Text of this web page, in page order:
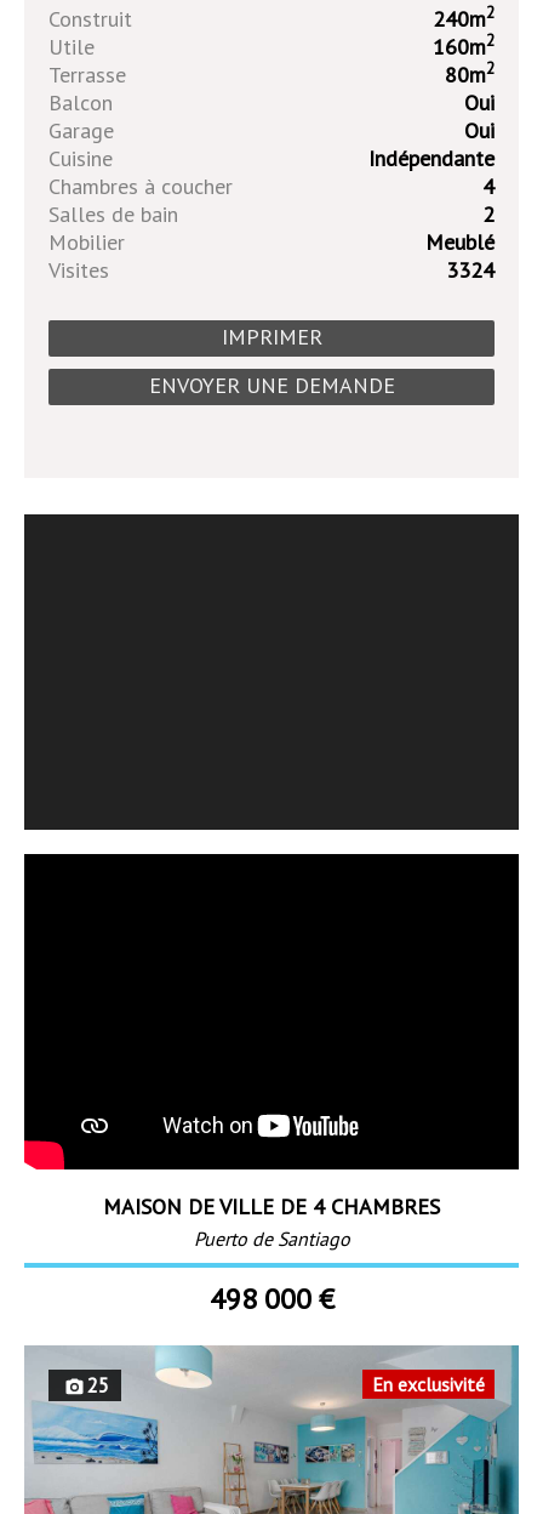
Construit 240m2
Utile 160m2
Terrasse 80m2
Balcon
Oui
Garage
Oui
Cuisine
Indépendante
Chambres à coucher
4
Salles de bain
2
Mobilier
Meublé
Visites
3324
IMPRIMER
ENVOYER UNE DEMANDE
MAISON DE VILLE DE 4 CHAMBRES
Puerto de Santiago
498 000 €
25 En exclusivité